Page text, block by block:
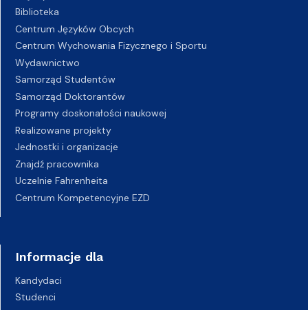
Biblioteka
Centrum Języków Obcych
Centrum Wychowania Fizycznego i Sportu
Wydawnictwo
Samorząd Studentów
Samorząd Doktorantów
Programy doskonałości naukowej
Realizowane projekty
Jednostki i organizacje
Znajdź pracownika
Uczelnie Fahrenheita
Centrum Kompetencyjne EZD
Informacje dla
Kandydaci
Studenci